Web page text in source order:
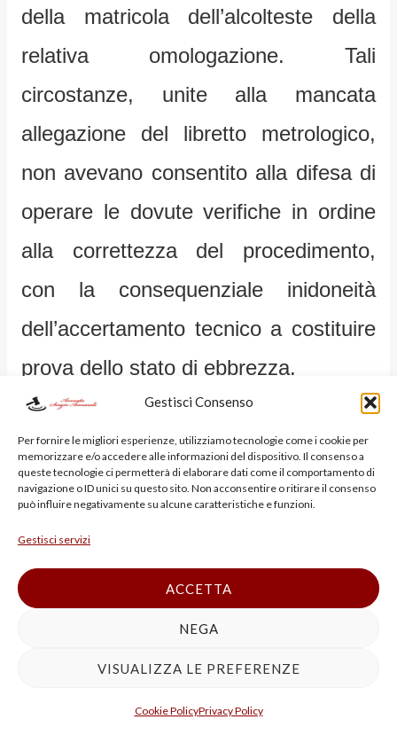
Gestisci Consenso
Per fornire le migliori esperienze, utilizziamo tecnologie come i cookie per
memorizzare e/o accedere alle informazioni del dispositivo. Il consenso a
queste tecnologie ci permetterà di elaborare dati come il comportamento di
navigazione o ID unici su questo sito. Non acconsentire o ritirare il consenso
può influire negativamente su alcune caratteristiche e funzioni.
Gestisci servizi
ACCETTA
NEGA
VISUALIZZA LE PREFERENZE
Cookie PolicyPrivacy Policy
della matricola dell’alcolteste della
relativa omologazione. Tali
circostanze, unite alla mancata
allegazione del libretto metrologico,
non avevano consentito alla difesa di
operare le dovute verifiche in ordine
alla correttezza del procedimento,
con la consequenziale inidoneità
dell’accertamento tecnico a costituire
prova dello stato di ebbrezza.
requisitoria scritta con la quale ha
chiesto rigettarsi il ricorso. 4. Il primo
motivo di ricorso è infondato, non
sussistendo per la polizia giudiziaria
l’obbligo di dare avviso al difensore dì
fiducia dell’interessato del
compimento dell’atto irripetibile ed